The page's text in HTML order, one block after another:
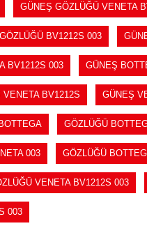
GÜNEŞ GÖZLÜĞÜ VENETA
BV1212S 003
BV1212S 003 GÜNEŞ
VENETA BV1212S GÜNEŞ
GÖZLÜĞÜ
003 GÖZLÜĞÜ
VENETA BV1212S 003
003